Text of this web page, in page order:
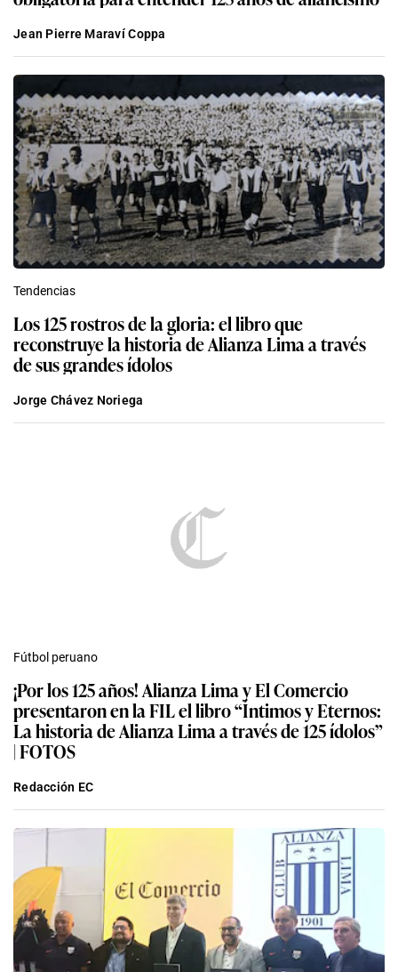
Jean Pierre Maraví Coppa
Tendencias
Los 125 rostros de la gloria: el libro que
reconstruye la historia de Alianza Lima a través
de sus grandes ídolos
Jorge Chávez Noriega
Fútbol peruano
¡Por los 125 años! Alianza Lima y El Comercio
presentaron en la FIL el libro “Íntimos y Eternos:
La historia de Alianza Lima a través de 125 ídolos”
| FOTOS
Redacción EC